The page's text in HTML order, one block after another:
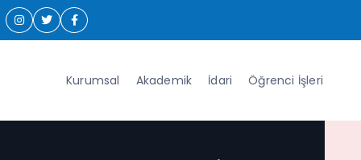
Kurumsal Akademik İdari Öğrenci İşleri